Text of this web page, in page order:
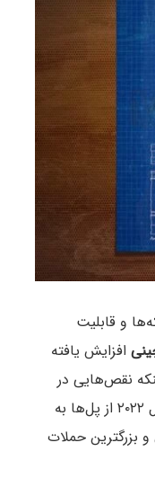
و قابلیت
افزایش یافته
نقص‌هایی در
این پل‌ها وجود دارد. با توجه به آمار و داده‌ها حداقل ۸۰ درصد از دارایی‌های از دست رفته در سال ۲۰۲۲ از پل‌ها به
و بزرگترین حملات